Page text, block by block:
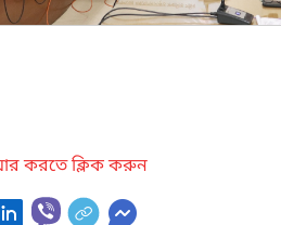
করতে ক্লিক করুন